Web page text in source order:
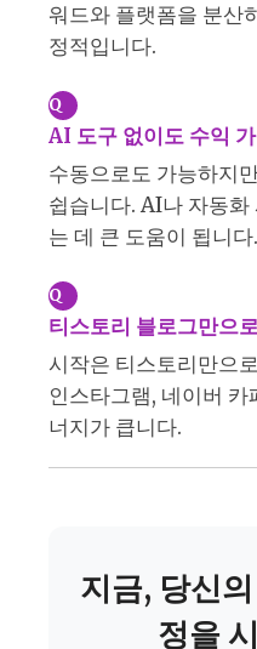
워드와 플랫폼을 분산
정적입니다.
Q
AI 도구 없이도 수익
수동으로도 가능하지
쉽습니다. AI나 자동
는 데 큰 도움이 됩니다.
Q
티스토리 블로그만으
시작은 티스토리만으
인스타그램, 네이버
너지가 큽니다.
지금, 당신
정을